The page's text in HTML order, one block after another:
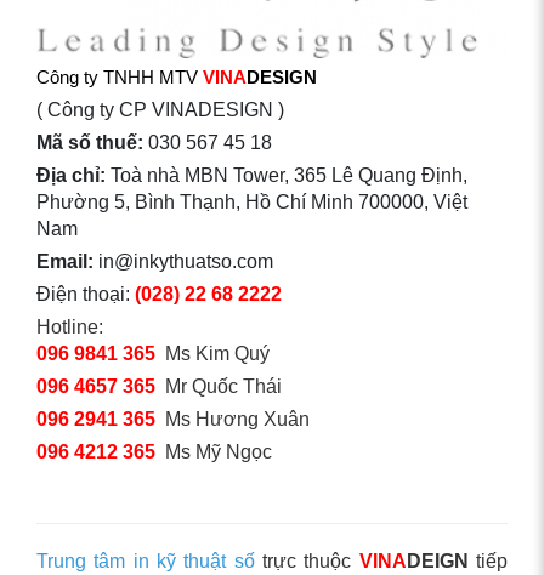
Công ty TNHH MTV VINADESIGN
( Công ty CP VINADESIGN )
Mã số thuế: 030 567 45 18
Địa chỉ: Toà nhà MBN Tower, 365 Lê Quang Định,
Phường 5, Bình Thạnh, Hồ Chí Minh 700000, Việt
Nam
Email: in@inkythuatso.com
Điện thoại: (028) 22 68 2222
Hotline:
096 9841 365 Ms Kim Quý
096 4657 365 Mr Quốc Thái
096 2941 365 Ms Hương Xuân
096 4212 365 Ms Mỹ Ngọc
Trung tâm in kỹ thuật sốtrực thuộc VINA DEIGN tiếp